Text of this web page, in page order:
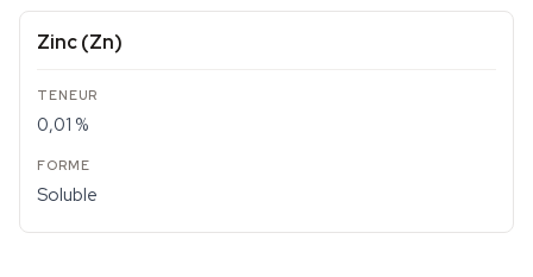
Zinc (Zn)
0,01 %
Soluble